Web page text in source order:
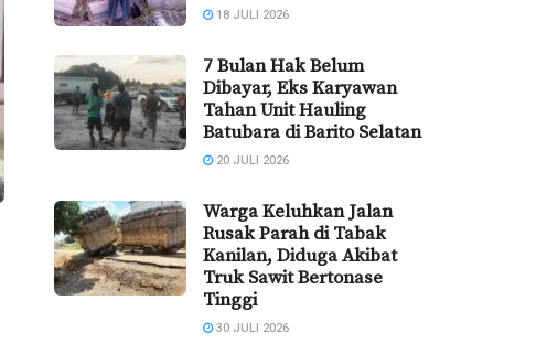
18 JULI 2026
7 Bulan Hak Belum
Dibayar, Eks Karyawan
Tahan Unit Hauling
Batubara di Barito Selatan
20 JULI 2026
Warga Keluhkan Jalan
Rusak Parah di Tabak
Kanilan, Diduga Akibat
Truk Sawit Bertonase
Tinggi
30 JULI 2026